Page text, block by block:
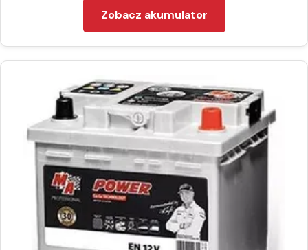
Zobacz akumulator